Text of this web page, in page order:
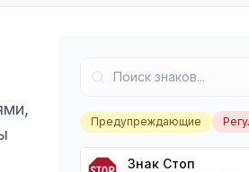
Предупреждающие
Знак Стоп